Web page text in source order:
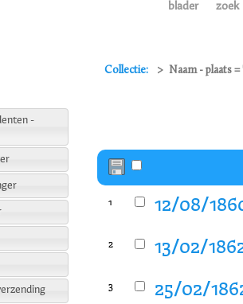
blader zoek
Collectie: Naam - plaats
1 12/08/
2 13/02/
3 25/02/
-